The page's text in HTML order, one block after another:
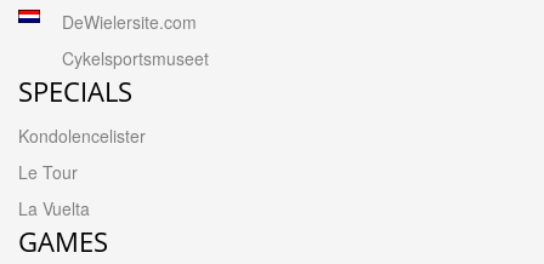
DeWielersite.com
Cykelsportsmuseet
SPECIALS
Kondolencelister
Le Tour
La Vuelta
GAMES